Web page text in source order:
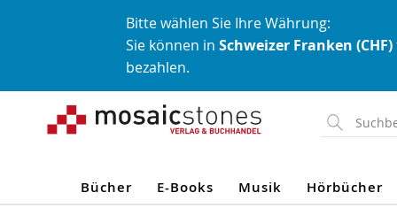
Bitte wählen Sie Ihre Währung:
Sie können in Schweizer Franken (CHF)
bezahlen.
Direkt
zum
Bücher E-Books Musik Hörbücher